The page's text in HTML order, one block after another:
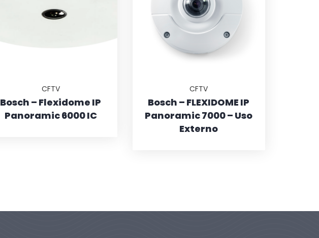
CFTV
Bosch – Flexidome IP
Panoramic 6000 IC
CFTV
Bosch – FLEXIDOME IP
Panoramic 7000 – Uso
Externo